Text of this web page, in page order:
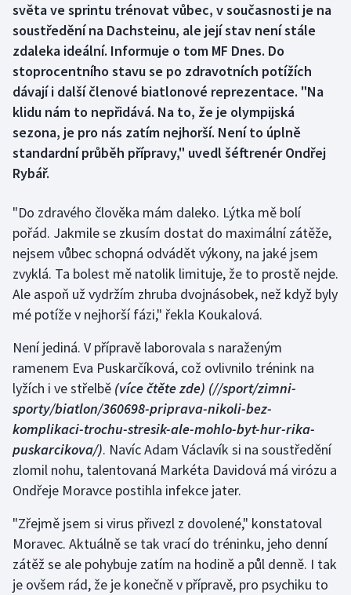
Dostihy
Florbal
Futsal
Golf
Gymnastika
Házená
Jezdectví
Judo
Krasobruslení
Lezení
Lyže a snowboard
Moderní pětiboj
Motorsport
Parasport
Plavání
světa ve sprintu trénovat vůbec, v současnosti je na
soustředění na Dachsteinu, ale její stav není stále
zdaleka ideální. Informuje o tom MF Dnes. Do
stoprocentního stavu se po zdravotních potížích
dávají i další členové biatlonové reprezentace. "Na
klidu nám to nepřidává. Na to, že je olympijská
sezona, je pro nás zatím nejhorší. Není to úplně
standardní průběh přípravy," uvedl šéftrenér Ondřej
Rybář.
"Do zdravého člověka mám daleko. Lýtka mě bolí
pořád. Jakmile se zkusím dostat do maximální zátěže,
nejsem vůbec schopná odvádět výkony, na jaké jsem
zvyklá. Ta bolest mě natolik limituje, že to prostě nejde.
Ale aspoň už vydržím zhruba dvojnásobek, než když byly
mé potíže v nejhorší fázi," řekla Koukalová.
Není jediná. V přípravě laborovala s naraženým
ramenem Eva Puskarčíková, což ovlivnilo trénink na
lyžích i ve střelbě (více čtěte zde) (//sport/zimni-
sporty/biatlon/360698-priprava-nikoli-bez-
komplikaci-trochu-stresik-ale-mohlo-byt-hur-rika-
puskarcikova/). Navíc Adam Václavík si na soustředění
zlomil nohu, talentovaná Markéta Davidová má virózu a
Ondřeje Moravce postihla infekce jater.
"Zřejmě jsem si virus přivezl z dovolené," konstatoval
Moravec. Aktuálně se tak vrací do tréninku, jeho denní
zátěž se ale pohybuje zatím na hodině a půl denně. I tak
je ovšem rád, že je konečně v přípravě, pro psychiku to